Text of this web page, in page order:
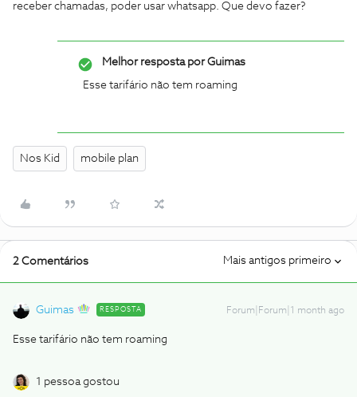
receber chamadas, poder usar whatsapp. Que devo fazer?
Melhor resposta porGuimas
Esse tarifário não tem roaming
Nos Kid mobile plan
2 Comentários Mais antigos primeiro
Guimas RESPOSTA Forum|Forum|1 month ago
Esse tarifário não tem roaming
1 pessoa gostou